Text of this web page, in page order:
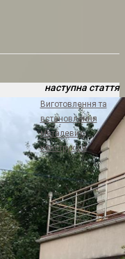
наступна стаття
Виготовлення та
встановлення
металевих
конструкцій